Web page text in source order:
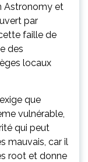
Astronomy et
par
faille de
des
locaux
que
vulnérable,
qui peut
mauvais, car il
root et donne